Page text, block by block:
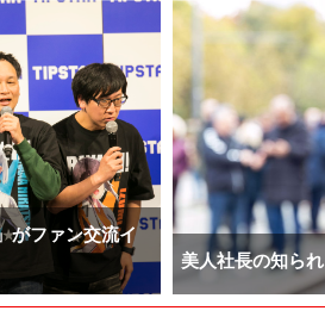
がファン交流イ
美人社長の知ら